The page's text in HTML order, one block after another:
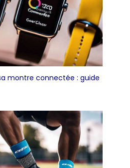
montre connectée : guide